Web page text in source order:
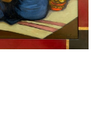
1929, art déco,
France